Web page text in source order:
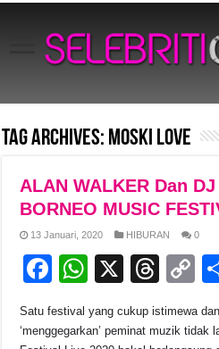
Tag Archives: Moski Love
ALAN WALKER Dan
BORNEO MUSIC
13 Januari, 2020 HIBURAN 0
F
c
W
at
X
T
e
C
p
Satu festival yang cukup istimewa
‘menggegarkan’ peminat muzik tidak